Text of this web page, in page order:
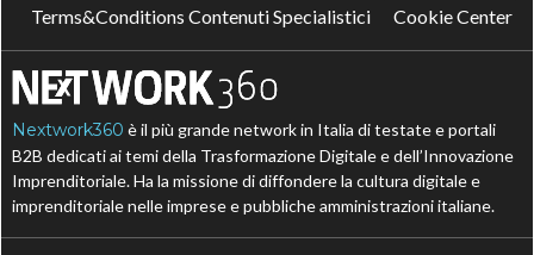
Terms&Conditions Contenuti Specialistici
Cookie Center
Nextwork360 è il più grande network in Italia di testate e portali
B2B dedicati ai temi della Trasformazione Digitale e dell’Innovazione
Imprenditoriale. Ha la missione di diffondere la cultura digitale e
imprenditoriale nelle imprese e pubbliche amministrazioni italiane.